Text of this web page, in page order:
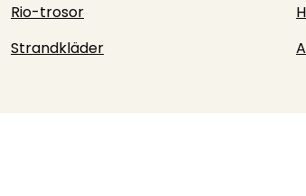
Rio-trosor
Strandkläder